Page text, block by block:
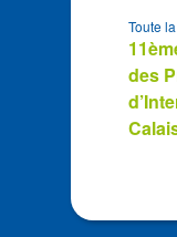
des
Toute